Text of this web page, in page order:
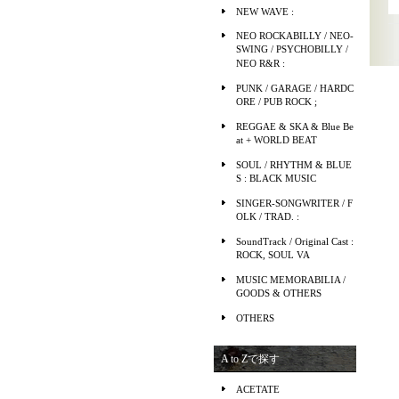
NEW WAVE :
NEO ROCKABILLY / NEO-
SWING / PSYCHOBILLY /
NEO R&R :
PUNK / GARAGE / HARDC
ORE / PUB ROCK ;
REGGAE & SKA & Blue Be
at + WORLD BEAT
SOUL / RHYTHM & BLUE
S : BLACK MUSIC
SINGER-SONGWRITER / F
OLK / TRAD. :
SoundTrack / Original Cast :
ROCK, SOUL VA
MUSIC MEMORABILIA /
GOODS & OTHERS
OTHERS
A to Zで探す
ACETATE